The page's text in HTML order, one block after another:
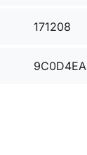
171208
9C0D4EA